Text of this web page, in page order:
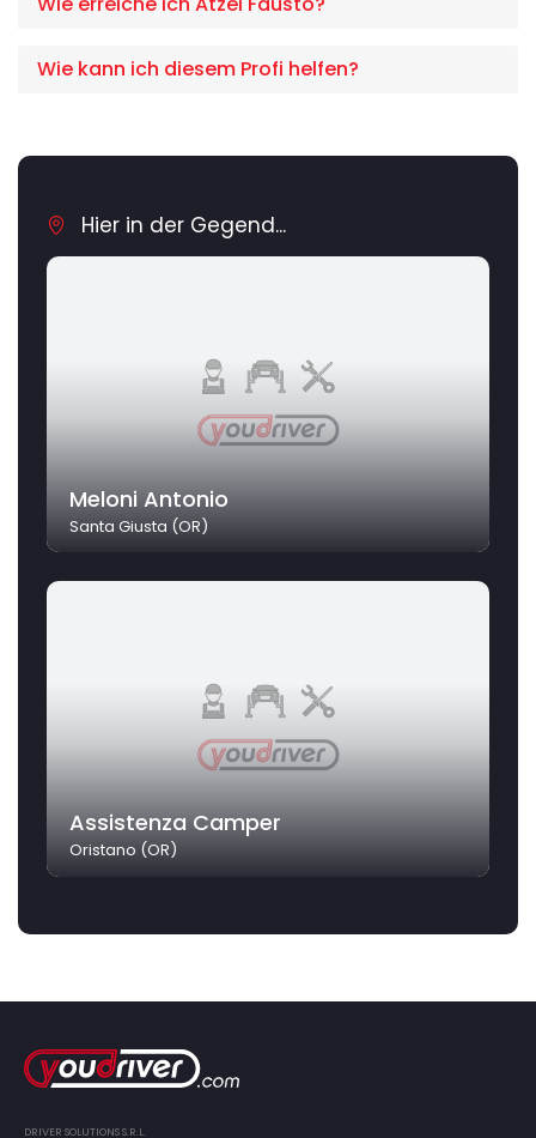
Wie kann ich diesem Profi helfen?
Hier in der Gegend...
Meloni Antonio
Santa Giusta (OR)
Assistenza Camper
Oristano (OR)
DRIVER SOLUTIONS S.R.L.